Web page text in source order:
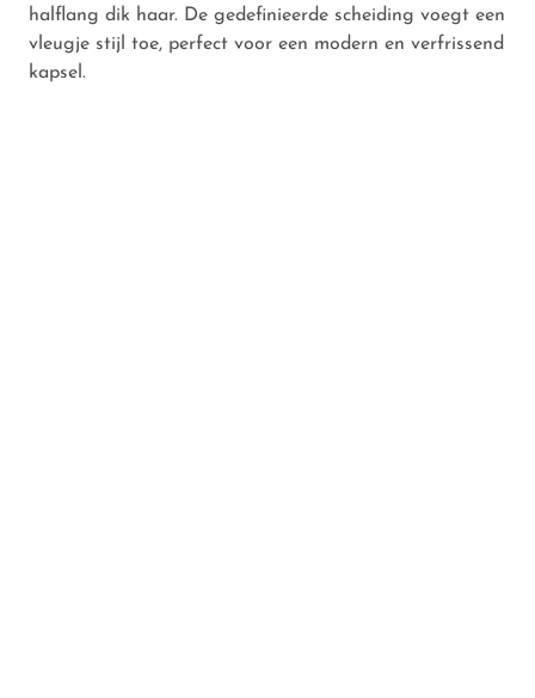
halflang dik haar. De gedefinieerde scheiding voegt een
vleugje stijl toe, perfect voor een modern en verfrissend
kapsel.